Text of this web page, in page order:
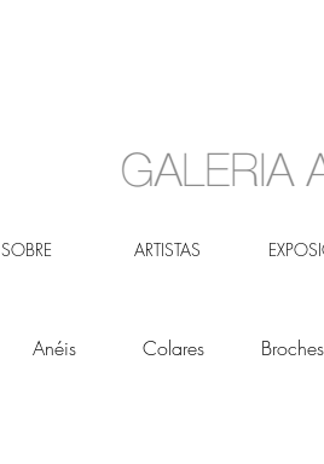
SOBRE ARTISTAS
Anéis Colares